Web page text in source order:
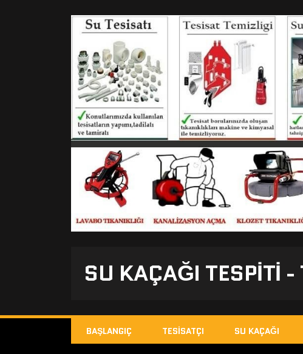
SU KAÇAĞI TESPITI
BAŞLANGIÇ TESISATÇI SU KAÇAĞI